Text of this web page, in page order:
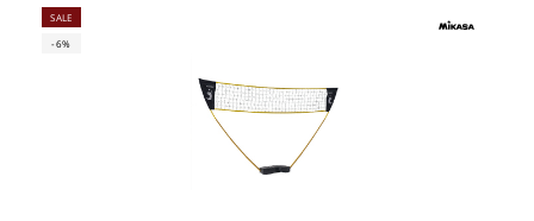
SALE
-6%